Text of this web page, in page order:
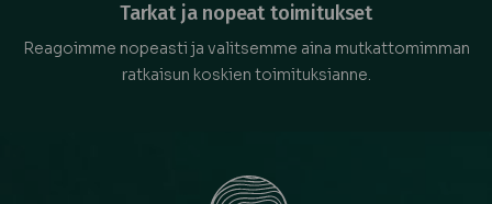
Tarkat ja nopeat toimitukset
Reagoimme nopeasti ja valitsemme aina mutkattomimman
ratkaisun koskien toimituksianne.